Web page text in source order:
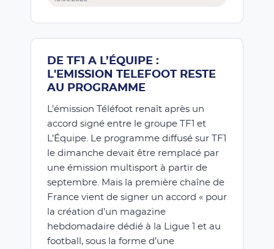
DE TF1 A L’ÉQUIPE :
L'EMISSION TELEFOOT RESTE
AU PROGRAMME
L’émission Téléfoot renaît après un
accord signé entre le groupe TF1 et
L’Équipe. Le programme diffusé sur TF1
le dimanche devait être remplacé par
une émission multisport à partir de
septembre. Mais la première chaîne de
France vient de signer un accord « pour
la création d’un magazine
hebdomadaire dédié à la Ligue 1 et au
football, sous la forme d’une